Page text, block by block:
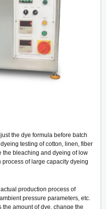
the dye formula before batch
testing of cotton, linen, fiber
the bleaching and dyeing of low
of large capacity dyeing
production process of
pressure parameters, etc.
amount of dye, change the